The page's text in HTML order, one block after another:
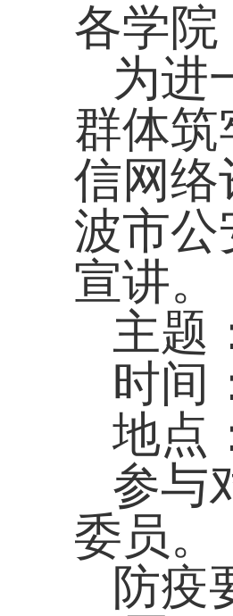
各学院
为进
群体
信网络
波市公
宣讲。
主题
时间
地点
参与
委员。
防疫